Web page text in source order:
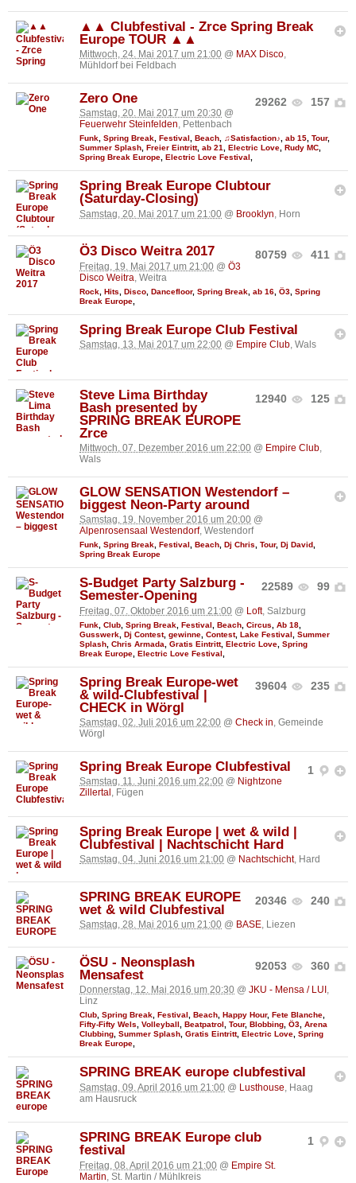
▲▲ Clubfestival - Zrce Spring Break
Europe TOUR ▲▲
Mittwoch, 24. Mai 2017 um 21:00 @ MAX Disco,
Mühldorf bei Feldbach
29262 157
Zero One
Samstag, 20. Mai 2017 um 20:30 @
Feuerwehr Steinfelden, Pettenbach
Funk, Spring Break, Festival, Beach, ♫Satisfaction♪, ab 15, Tour,
Summer Splash, Freier Eintritt, ab 21, Electric Love, Rudy MC,
Spring Break Europe, Electric Love Festival,
Spring Break Europe Clubtour
(Saturday-Closing)
Samstag, 20. Mai 2017 um 21:00 @ Brooklyn , Horn
80759 411
Ö3 Disco Weitra 2017
Freitag, 19. Mai 2017 um 21:00 @ Ö3
Disco Weitra , Weitra
Rock Hits Disco Dancefloor, Spring Break ab 16 Ö3 Spring
Break Europe
Spring Break Europe Club Festival
Samstag, 13. Mai 2017 um 22:00 @ Empire Club, Wals
12940 125
Steve Lima Birthday
Bash presented by
SPRING BREAK EUROPE
Zrce
Mittwoch, 07. Dezember 2016 um 22:00 @ Empire Club,
Wals
GLOW SENSATION Westendorf –
biggest Neon-Party around
Samstag, 19. November 2016 um 20:00 @
Alpenrosensaal Westendorf, Westendorf
Funk, Spring Break, Festival , Beach, Dj Chris, Tour, Dj David,
Spring Break Europe
22589 99
S-Budget Party Salzburg -
Semester-Opening
Freitag, 07. Oktober 2016 um 21:00 @ Loft, Salzburg
Funk Club Spring Break Festival Beach Circus Ab 18
Gusswerk Dj Contest, gewinne Contest, Lake Festival
Summer
Splash Chris Armada Gratis Eintritt, Electric Love Spring
Break Europe Electric Love Festival
39604 235
Spring Break Europe-wet
& wild-Clubfestival |
CHECK in Wörgl
Samstag, 02. Juli 2016 um 22:00 @ Check in, Gemeinde
Wörgl
1
Spring Break Europe Clubfestival
Samstag, 11. Juni 2016 um 22:00 @ Nightzone
Zillertal , Fügen
Spring Break Europe | wet & wild |
Clubfestival | Nachtschicht Hard
Samstag, 04. Juni 2016 um 21:00 @ Nachtschicht, Hard
20346 240
SPRING BREAK EUROPE
wet & wild Clubfestival
Samstag, 28. Mai 2016 um 21:00 @ BASE, Liezen
92053 360
ÖSU - Neonsplash
Mensafest
Donnerstag, 12. Mai 2016 um 20:30 @ JKU - Mensa / LUI ,
Linz
Club, Spring Break, Festival , Beach, Happy Hour, Fete Blanche,
Fifty-Fifty Wels, Volleyball , Beatpatrol , Tour, Blobbing, Ö3, Arena
Clubbing, Summer Splash, Gratis Eintritt, Electric Love, Spring
Break Europe,
SPRING BREAK europe clubfestival
Samstag, 09. April 2016 um 21:00 @ Lusthouse, Haag
am Hausruck
1
SPRING BREAK Europe club
festival
Freitag, 08. April 2016 um 21:00 @ Empire St.
Martin, St. Martin / Mühlkreis